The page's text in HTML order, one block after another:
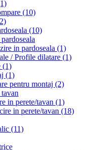
(10)
(10)
in pardoseala (1)
/ Profile dilatare (1)
(1)
(1)
pentru montaj (2)
in perete/tavan (1)
in perete/tavan (18)
(11)